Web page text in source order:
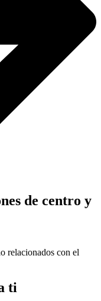
de centro y
relacionados con el
ti